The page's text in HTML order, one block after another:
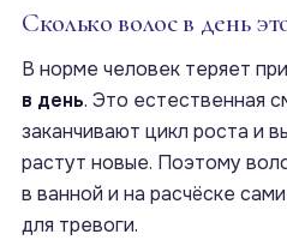
Сколько волос в день
В норме человек теряет
в день. Это естественная
заканчивают цикл роста и
растут новые. Поэтому
в ванной и на расчёске
для тревоги.